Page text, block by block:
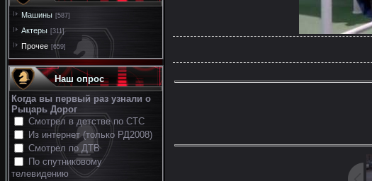
Машины [587]
Актеры [311]
Прочее [659]
Наш опрос
Когда вы первый раз узнали о
Рыцарь Дорог
Смотрел в детстве по СТС
Из интернет (только РД2008)
Смотрел по ДТВ
По спутниковому
телевидению